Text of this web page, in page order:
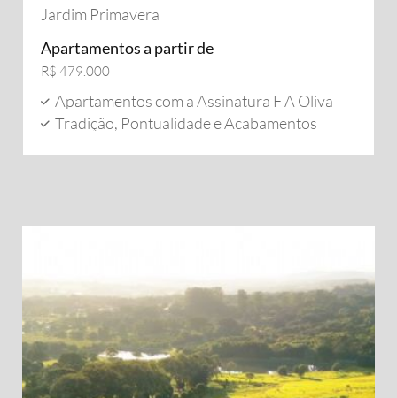
Jardim Primavera
Apartamentos a partir de
R$ 479.000
Apartamentos com a Assinatura F A Oliva
Tradição, Pontualidade e Acabamentos